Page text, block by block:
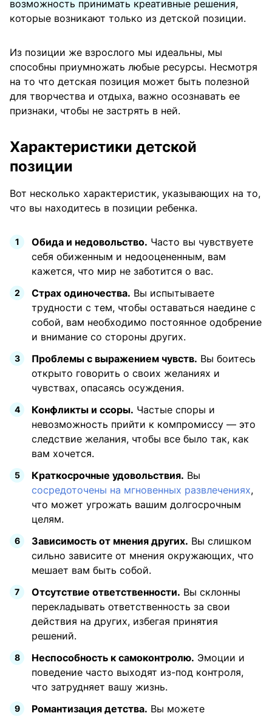
возможность принимать креативные решения,
которые возникают только из детской позиции.
Из позиции же взрослого мы идеальны, мы
способны приумножать любые ресурсы. Несмотря
на то что детская позиция может быть полезной
для творчества и отдыха, важно осознавать ее
признаки, чтобы не застрять в ней.
Характеристики детской
позиции
Вот несколько характеристик, указывающих на то,
что вы находитесь в позиции ребенка.
Обида и недовольство. Часто вы чувствуете
себя обиженным и недооцененным, вам
кажется, что мир не заботится о вас.
Страх одиночества. Вы испытываете
трудности с тем, чтобы оставаться наедине с
собой, вам необходимо постоянное одобрение
и внимание со стороны других.
Проблемы с выражением чувств. Вы боитесь
открыто говорить о своих желаниях и
чувствах, опасаясь осуждения.
Конфликты и ссоры. Частые споры и
невозможность прийти к компромиссу — это
следствие желания, чтобы все было так, как
вам хочется.
Краткосрочные удовольствия. Вы
сосредоточены на мгновенных развлечениях,
что может угрожать вашим долгосрочным
целям.
Зависимость от мнения других. Вы слишком
сильно зависите от мнения окружающих, что
мешает вам быть собой.
Отсутствие ответственности. Вы склонны
перекладывать ответственность за свои
действия на других, избегая принятия
решений.
Неспособность к самоконтролю. Эмоции и
поведение часто выходят из-под контроля,
что затрудняет вашу жизнь.
Романтизация детства. Вы можете